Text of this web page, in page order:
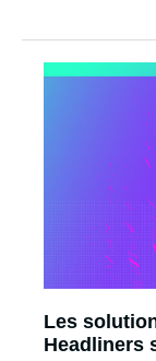
Les
Headliners